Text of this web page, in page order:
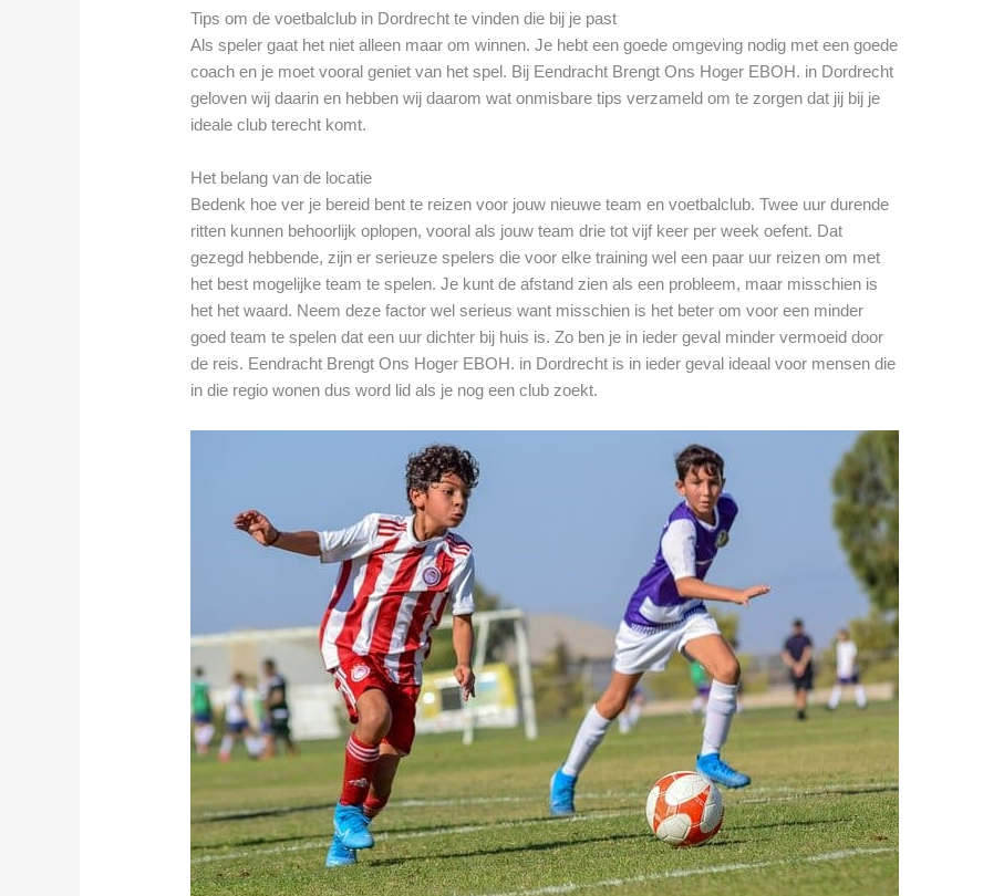
Tips om de voetbalclub in Dordrecht te vinden die bij je past
Als speler gaat het niet alleen maar om winnen. Je hebt een goede omgeving nodig met een goede
coach en je moet vooral geniet van het spel. Bij Eendracht Brengt Ons Hoger EBOH. in Dordrecht
geloven wij daarin en hebben wij daarom wat onmisbare tips verzameld om te zorgen dat jij bij je
ideale club terecht komt.
Het belang van de locatie
Bedenk hoe ver je bereid bent te reizen voor jouw nieuwe team en voetbalclub. Twee uur durende
ritten kunnen behoorlijk oplopen, vooral als jouw team drie tot vijf keer per week oefent. Dat
gezegd hebbende, zijn er serieuze spelers die voor elke training wel een paar uur reizen om met
het best mogelijke team te spelen. Je kunt de afstand zien als een probleem, maar misschien is
het het waard. Neem deze factor wel serieus want misschien is het beter om voor een minder
goed team te spelen dat een uur dichter bij huis is. Zo ben je in ieder geval minder vermoeid door
de reis. Eendracht Brengt Ons Hoger EBOH. in Dordrecht is in ieder geval ideaal voor mensen die
in die regio wonen dus word lid als je nog een club zoekt.